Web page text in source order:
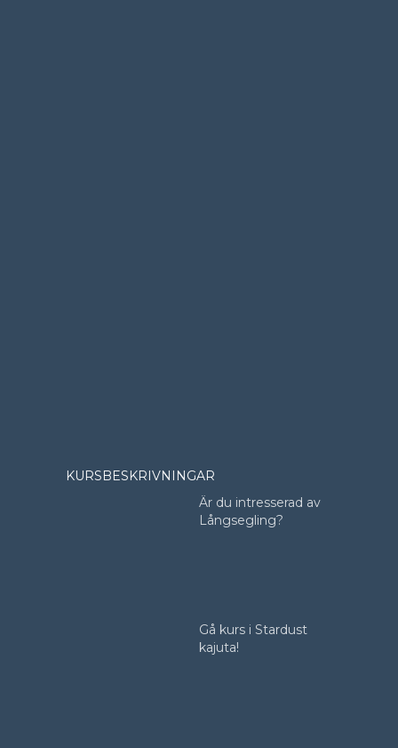
KURSBESKRIVNINGAR
Är du intresserad av
Långsegling?
Gå kurs i Stardust
kajuta!